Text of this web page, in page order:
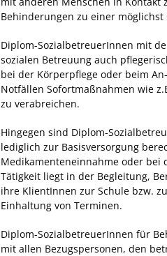
Behinderungen zu einer
Diplom-SozialbetreuerInnen mit
sozialen Betreuung auch
bei der Körperpflege oder beim
Notfällen Sofortmaßnahmen wie
zu verabreichen.
Hingegen sind Diplom-
lediglich zur Basisversorgung
Medikamenteneinnahme oder bei
Tätigkeit liegt in der Begleitung,
ihre KlientInnen zur Schule bzw.
Einhaltung von Terminen.
Diplom-SozialbetreuerInnen für
mit allen Bezugspersonen, den